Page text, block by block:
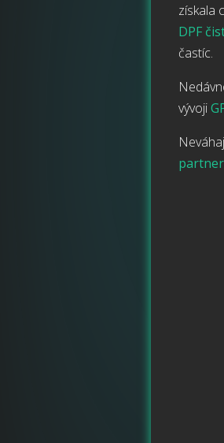
získala
DPF
častíc.
vývoji